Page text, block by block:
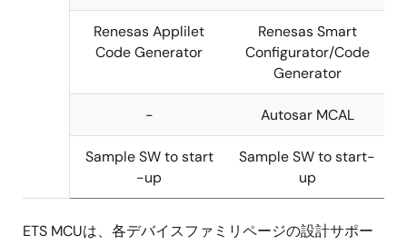
64pin/1MB
Flash
Flash
100pin/
RH850F1K-
Flash
Renesas Flash Programming GUI (RFP)
Code Generator
Renesas Smart
Configurator/Code
Generator
- Autosar MCAL
Sample SW to start Sample SW to start-
ETS MCUは、各デバイスファミリページの設計サポー